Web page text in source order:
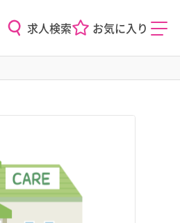
求人検索 お気に入り